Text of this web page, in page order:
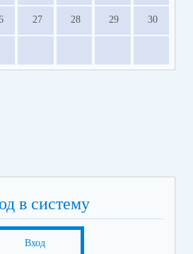
27 28 29 30
в систему
Вход